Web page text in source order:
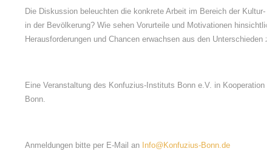
Die Diskussion beleuchten die konkrete Arbeit im Bereich der
in der Bevölkerung? Wie sehen Vorurteile und Motivationen
Herausforderungen und Chancen erwachsen aus den Unterschieden
Eine Veranstaltung des Konfuzius-Instituts Bonn e.V. in
Bonn.
Anmeldungen bitte per E-Mail an Info@Konfuzius-Bonn.de